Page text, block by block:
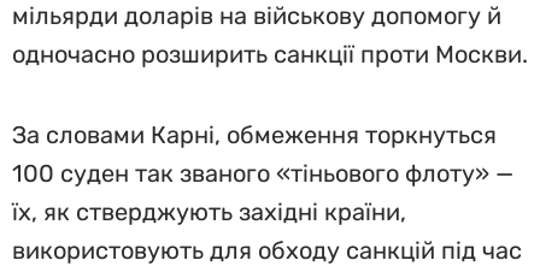
мільярди доларів на військову допомогу й
одночасно розширить санкції проти Москви.
За словами Карні, обмеження торкнуться
100 суден так званого «тіньового флоту» —
їх, як стверджують західні країни,
використовують для обходу санкцій під час